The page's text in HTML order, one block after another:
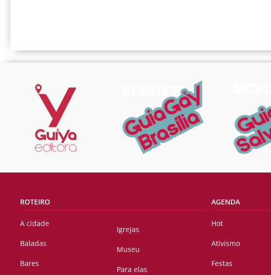
ROTEIRO
A cidade
Baladas
Bares
Igrejas
Museu
Para elas
AGENDA
Hot
Ativismo
Festas